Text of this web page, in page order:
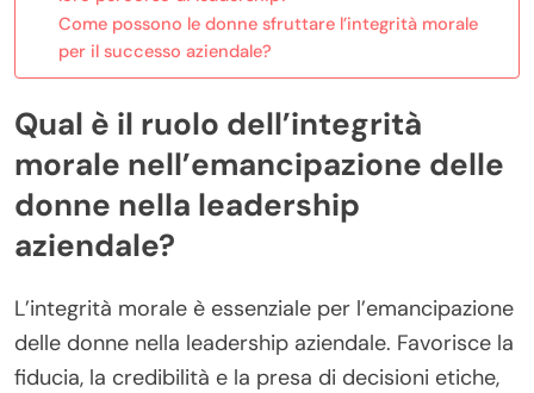
Come possono le donne sfruttare l’integrità morale
per il successo aziendale?
Qual è il ruolo dell’integrità
morale nell’emancipazione delle
donne nella leadership
aziendale?
L’integrità morale è essenziale per l’emancipazione
delle donne nella leadership aziendale. Favorisce la
fiducia, la credibilità e la presa di decisioni etiche,